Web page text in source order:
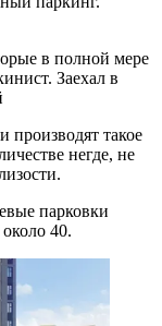
в полной мере
Заехал в
производят такое
негде, не
парковки
40.